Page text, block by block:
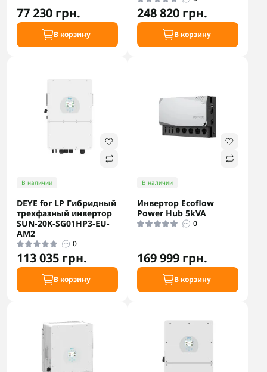
77 230 грн.
В корзину
248 820 грн.
В корзину
В наличии
DEYE for LP Гибридный
трехфазный инвертор
SUN-20K-SG01HP3-EU-
AM2
0
113 035 грн.
В корзину
В наличии
Инвертор Ecoflow
Power Hub 5kVA
0
169 999 грн.
В корзину